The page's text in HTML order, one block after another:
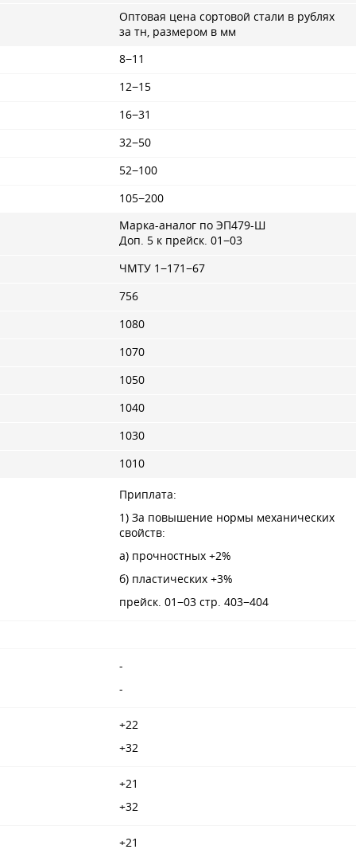
Оптовая цена сортовой стали в рублях
за тн, размером в мм
8−11
12−15
16−31
32−50
52−100
105−200
Марка-аналог по ЭП479-Ш
Доп. 5 к прейск. 01−03
ЧМТУ 1−171−67
756
1080
1070
1050
1040
1030
1010
Приплата:
1) За повышение нормы механических
свойств:
а) прочностных +2%
б) пластических +3%
прейск. 01−03 стр. 403−404
-
-
+22
+32
+21
+32
+21